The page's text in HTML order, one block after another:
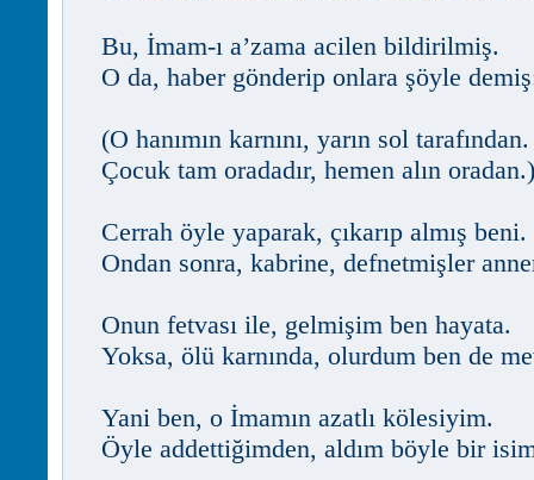
Bu, İmam-ı a’zama acilen bildirilmiş.
O da, haber gönderip onlara şöyle
(O hanımın karnını, yarın sol tarafından.
Çocuk tam oradadır, hemen alın oradan.)
Cerrah öyle yaparak, çıkarıp almış beni.
Ondan sonra, kabrine, defnetmişler
Onun fetvası ile, gelmişim ben hayata.
Yoksa, ölü karnında, olurdum ben de
Yani ben, o İmamın azatlı kölesiyim.
Öyle addettiğimden, aldım böyle bir